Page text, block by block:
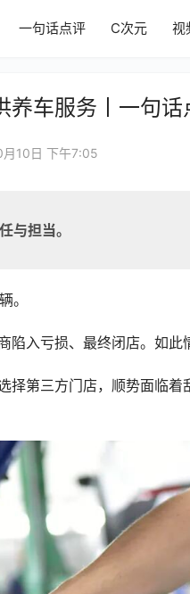
一句话点评 C次元 视
养车服务丨一句话
10日 下午7:05
与担当。
。
入亏损、最终闭店。如此
择第三方门店，顺势面临